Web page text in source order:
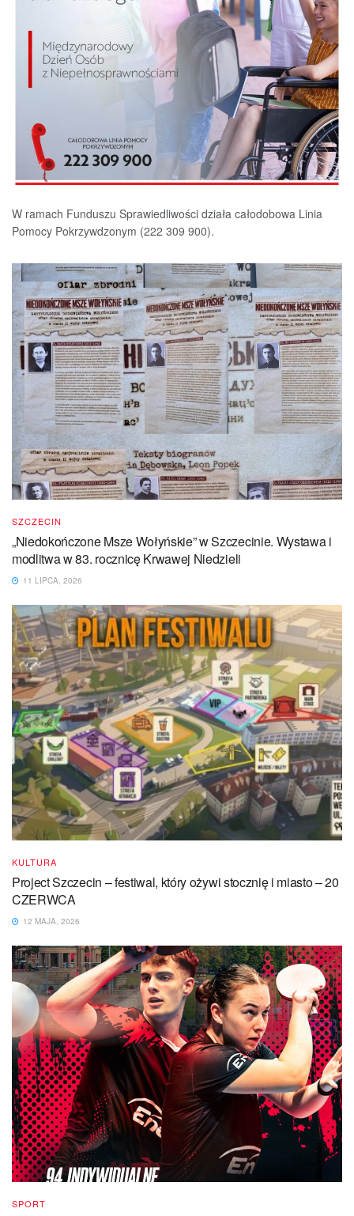
W ramach Funduszu Sprawiedliwości działa całodobowa Linia
Pomocy Pokrzywdzonym (222 309 900).
SZCZECIN
„Niedokończone Msze Wołyńskie” w Szczecinie. Wystawa i
modlitwa w 83. rocznicę Krwawej Niedzieli
11 LIPCA, 2026
KULTURA
Project Szczecin – festiwal, który ożywi stocznię i miasto – 20
CZERWCA
12 MAJA, 2026
SPORT